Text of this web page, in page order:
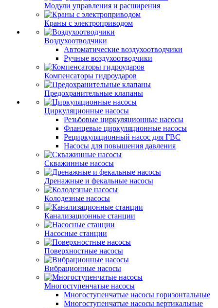
Модули управления и расширения
Краны с электроприводом
Воздухоотводчики
Автоматические воздухоотводчики
Ручные воздухоотводчики
Компенсаторы гидроударов
Предохранительные клапаны
Циркуляционные насосы
Резьбовые циркуляционные насосы
Фланцевые циркуляционные насосы
Рециркуляционный насос для ГВС
Насосы для повышения давления
Скважинные насосы
Дренажные и фекальные насосы
Колодезные насосы
Канализационные станции
Насосные станции
Поверхностные насосы
Вибрационные насосы
Многоступенчатые насосы
Многоступенчатые насосы горизонтальные
Многоступенчатые насосы вертикальные